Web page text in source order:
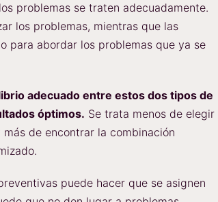
problemas se traten adecuadamente.
los problemas, mientras que las
para abordar los problemas que ya se
adecuado entre estos dos tipos de
óptimos. Se trata menos de elegir
de encontrar la combinación
puede hacer que se asignen